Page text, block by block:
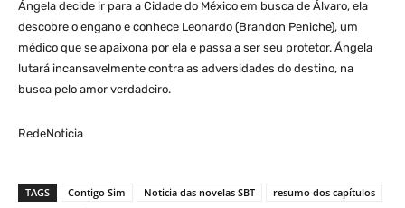
Ángela decide ir para a Cidade do México em busca de Álvaro, ela
descobre o engano e conhece Leonardo (Brandon Peniche), um
médico que se apaixona por ela e passa a ser seu protetor. Ángela
lutará incansavelmente contra as adversidades do destino, na
busca pelo amor verdadeiro.
RedeNoticia
TAGS Contigo Sim Noticia das novelas SBT
resumo dos capítulos